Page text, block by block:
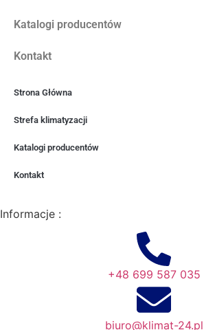
Katalogi producentów
Kontakt
Strona Główna
Strefa klimatyzacji
Katalogi producentów
Kontakt
Informacje :
+48 699 587 035
biuro@klimat-24.pl